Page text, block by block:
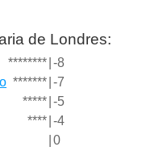
de Londres:
******** -8
******* -7
***** -5
**** -4
0